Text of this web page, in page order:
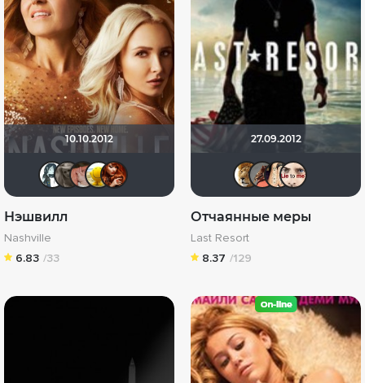
10.10.2012
julianka_skrictaya_sweet555
Нэшвилл
Nashville
6.83 /33
27.09.2012
Отчаянные меры
Last Resort
8.37 /129